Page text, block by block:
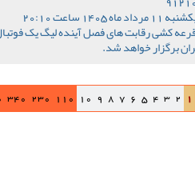
11 مرداد ماه 1405 ساعت 20:10
کشی رقابت های فصل آینده لیگ یک
برگزار خواهد شد.
1
2
3
4
5
6
7
8
9
10
110
230
340